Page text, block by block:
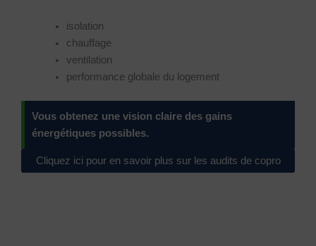
isolation
chauffage
ventilation
performance globale du logement
Vous obtenez une vision claire des gains
énergétiques possibles.
Cliquez ici pour en savoir plus sur les audits de copro